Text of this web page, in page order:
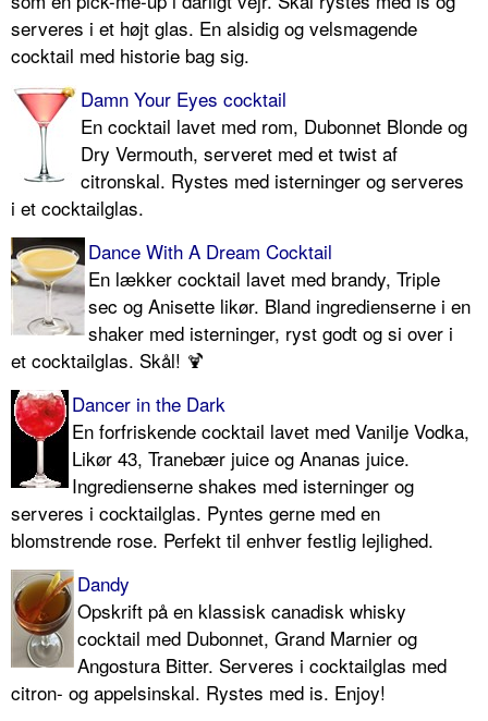
serveres i et højt glas. En alsidig og velsmagende
cocktail med historie bag sig.
Damn Your Eyes cocktail
En cocktail lavet med rom, Dubonnet Blonde og
Dry Vermouth, serveret med et twist af
citronskal. Rystes med isterninger og serveres
i et cocktailglas.
Dance With A Dream Cocktail
En lækker cocktail lavet med brandy, Triple
sec og Anisette likør. Bland ingredienserne i en
shaker med isterninger, ryst godt og si over i
et cocktailglas. Skål! 🍹
Dancer in the Dark
En forfriskende cocktail lavet med Vanilje Vodka,
Likør 43, Tranebær juice og Ananas juice.
Ingredienserne shakes med isterninger og
serveres i cocktailglas. Pyntes gerne med en
blomstrende rose. Perfekt til enhver festlig lejlighed.
Dandy
Opskrift på en klassisk canadisk whisky
cocktail med Dubonnet, Grand Marnier og
Angostura Bitter. Serveres i cocktailglas med
citron- og appelsinskal. Rystes med is. Enjoy!